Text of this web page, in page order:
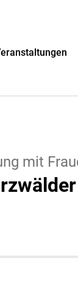
mit